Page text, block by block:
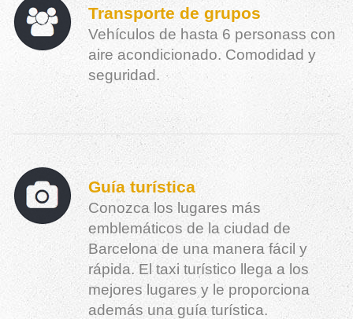
Transporte de grupos
Vehículos de hasta 6 personass con
aire acondicionado. Comodidad y
seguridad.
Guía turística
Conozca los lugares más
emblemáticos de la ciudad de
Barcelona de una manera fácil y
rápida. El taxi turístico llega a los
mejores lugares y le proporciona
además una guía turística.